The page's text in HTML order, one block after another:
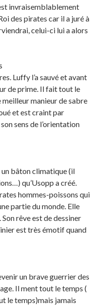
invraisemblablement
des pirates car il a juré à
celui-ci lui a alors
Luffy l’a sauvé et avant
de prime. Il fait tout le
manieur de sabre
et est craint par
sens de l’orientation
un bâton climatique (il
qu’Usopp a créé.
hommes-poissons qui
partie du monde. Elle
rêve est de dessiner
est très émotif quand
un brave guerrier des
Il ment tout le temps (
le temps)mais jamais